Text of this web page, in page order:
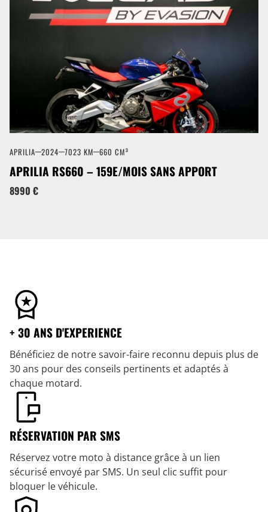
APRILIA 2024 7023 KM 660 CM³
APRILIA RS660 – 159E/MOIS SANS APPORT
8990 €
+ 30 ANS D'EXPERIENCE
Bénéficiez de notre savoir-faire reconnu depuis plus de
30 ans pour des conseils pertinents et adaptés à
chaque motard.
RÉSERVATION PAR SMS
Réservez votre moto à distance grâce à un lien
sécurisé envoyé par SMS. Un seul clic suffit pour
bloquer le véhicule.